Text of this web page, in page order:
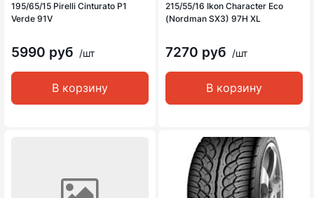
195/65/15 Pirelli Cinturato P1
Verde 91V
5990 руб /шт
В корзину
215/55/16 Ikon Character Eco
(Nordman SX3) 97H XL
7270 руб /шт
В корзину